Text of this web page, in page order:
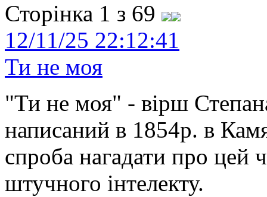
Сторінка 1 з 69
12/11/25 22:12:41
Ти не моя
"Ти не моя" - вірш
написаний в 1854р. в
спроба нагадати про цей
штучного інтелекту.